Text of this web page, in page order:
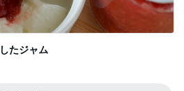
たジャム